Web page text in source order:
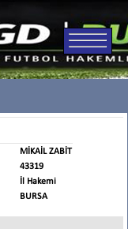
MİKAİL ZABİT
43319
İl Hakemi
BURSA